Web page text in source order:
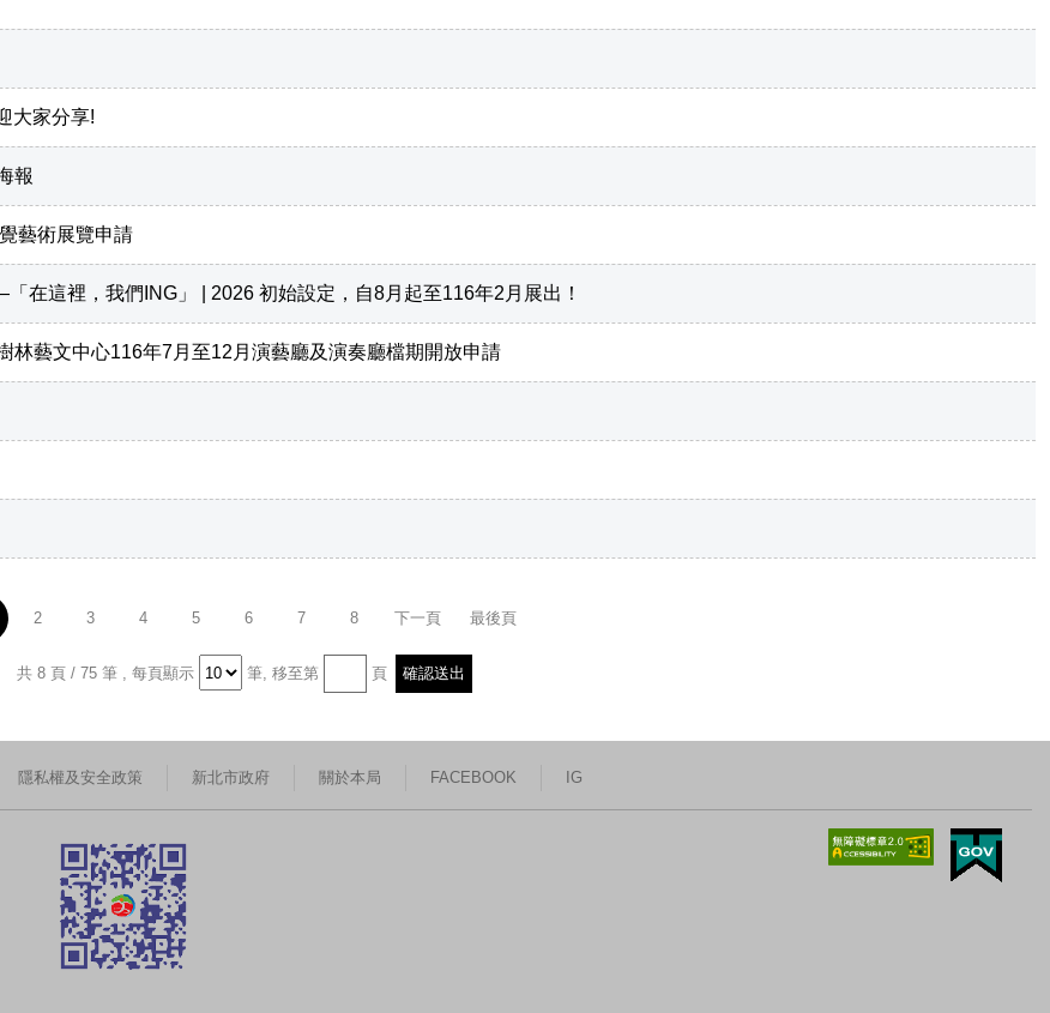
大家分享!
報
藝術展覽申請
在這裡，我們ING」 | 2026 初始設定，自8月起至116年2月展出！
林藝文中心116年7月至12月演藝廳及演奏廳檔期開放申請
2 3 4 5 6 7 8 下一頁 最後頁
共 8 頁 / 75 筆 , 每頁顯示 筆, 移至第 頁
隱私權及安全政策 新北市政府 關於本局 FACEBOOK IG